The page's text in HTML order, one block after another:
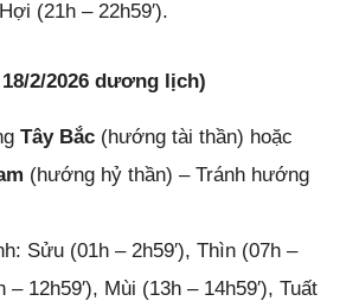
(21h – 22h59′).
2/2026 dương lịch)
Tây Bắc(hướng tài thần) hoặc
(hướng hỷ thần) – Tránh hướng
Sửu (01h – 2h59′), Thìn (07h –
– 12h59′), Mùi (13h – 14h59′), Tuất